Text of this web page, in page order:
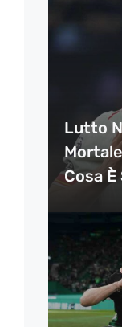
Lutto
Cosa